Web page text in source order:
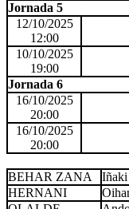
Jornada 5
12/10/2025
12:00
10/10/2025
19:00
Jornada 6
16/10/2025
20:00
16/10/2025
20:00
BEHAR ZANA
HERNANI